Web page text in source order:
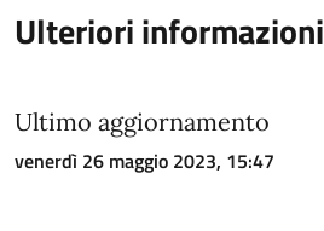
Ulteriori informazioni
Ultimo aggiornamento
venerdì 26 maggio 2023, 15:47